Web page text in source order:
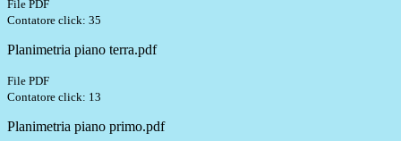
File PDF
Contatore click: 35
Planimetria piano terra.pdf
File PDF
Contatore click: 13
Planimetria piano primo.pdf